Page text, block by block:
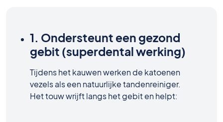
1. Ondersteunt een gezond
gebit (superdental werking)
Tijdens het kauwen werken de katoenen
vezels als een natuurlijke tandenreiniger.
Het touw wrijft langs het gebit en helpt: